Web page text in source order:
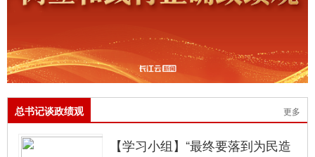
总书记谈政绩观 更多
【学习小组】“最终要落到为民造